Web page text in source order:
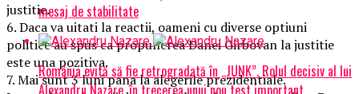
justitie.
6. Daca va uitati la reactii, oameni cu diverse optiuni
politice au spus ca propunerea Danei Girbovan la justitie
este una pozitiva.
7. Mai sunt 3 luni pana la alegerile prezidentiale.
mesaj de stabilitate
România evită să fie retrogradată în „JUNK”. Rolul decisiv al lui
Alexandru Nazare, în trecerea unui nou test important